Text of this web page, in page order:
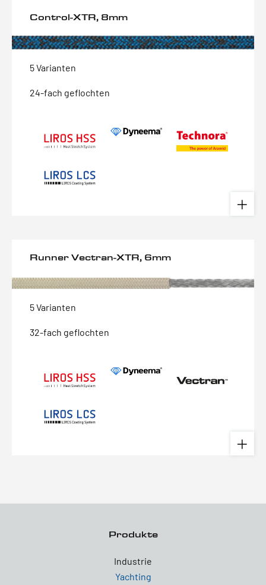
Control-XTR, 8mm
5 Varianten
24-fach geflochten
Runner Vectran-XTR, 6mm
5 Varianten
32-fach geflochten
Produkte
Industrie
Yachting